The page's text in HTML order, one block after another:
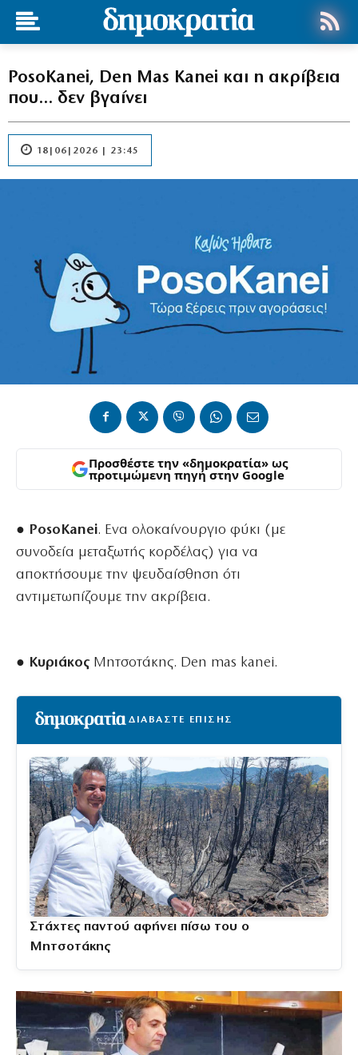
PosoKanei, Den Mas Kanei και η ακρίβεια
που… δεν βγαίνει
18|06|2026 | 23:45
Προσθέστε την «δημοκρατία» ως
προτιμώμενη πηγή στην Google
● PosoΚanei. Ενα ολοκαίνουργιο φύκι (με
συνοδεία μεταξωτής κορδέλας) για να
αποκτήσουμε την ψευδαίσθηση ότι
αντιμετωπίζουμε την ακρίβεια.
● Κυριάκος Μητσοτάκης. Den mas kanei.
ΔΙΑΒΑΣΤΕ ΕΠΙΣΗΣ
Στάχτες παντού αφήνει πίσω του ο
Μητσοτάκης